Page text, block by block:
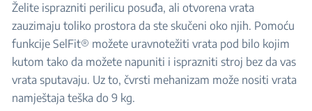
Želite isprazniti perilicu posuđa, ali otvorena vrata
zauzimaju toliko prostora da ste skučeni oko njih. Pomoću
funkcije SelFit® možete uravnotežiti vrata pod bilo kojim
kutom tako da možete napuniti i isprazniti stroj bez da vas
vrata sputavaju. Uz to, čvrsti mehanizam može nositi vrata
namještaja teška do 9 kg.